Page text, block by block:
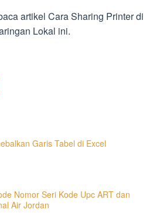
artikel Cara Sharing Printer di
Lokal ini.
Garis Tabel di Excel
Nomor Seri Kode Upc ART dan
Air Jordan